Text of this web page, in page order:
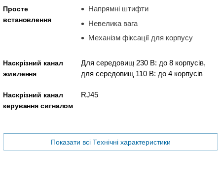
Просте
встановлення
Напрямні штифти
Невелика вага
Механізм фіксації для корпусу
Наскрізний канал
живлення
Для середовищ 230 В: до 8 корпусів,
для середовищ 110 В: до 4 корпусів
Наскрізний канал
керування сигналом
RJ45
Показати всі Технічні характеристики